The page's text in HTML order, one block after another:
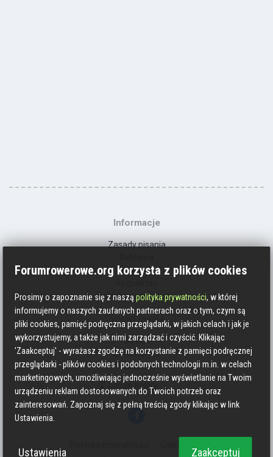
Informacje
Zasady pisania
Kontakt
Polityka prywatności
Social media
Strava
Endomondo
Facebook
Zmień kolory
Forumrowerowe.org korzysta z plików cookies
Prosimy o zapoznanie się z nasząpolityka prywatności, w której
informujemy o naszych zaufanych partnerach oraz o tym, czym są
pliki cookies, pamięć podręczna przeglądarki, w jakich celach i jak je
wykorzystujemy, a także jak nimi zarządzać i czyścić. Klikając
'Zaakceptuj' - wyrażasz zgodzę na korzystanie z pamięci podręcznej
przeglądarki - plików cookies i podobnych technologii m.in. w celach
marketingowych, umożliwiając jednocześnie wyświetlanie na Twoim
urządzeniu reklam dostosowanych do Twoich potrzeb oraz
zainteresowań. Zapoznaj się z pełną treścią zgody klikając w link
Ustawienia.
Ustawienia Zaakceptuj